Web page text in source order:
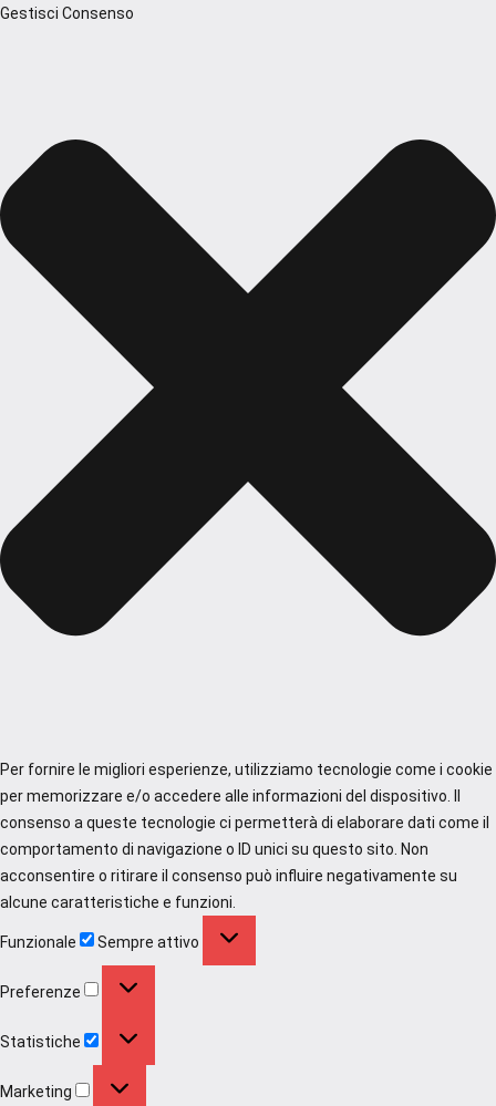
Gestisci Consenso
Per fornire le migliori esperienze, utilizziamo tecnologie come i cookie
per memorizzare e/o accedere alle informazioni del dispositivo. Il
consenso a queste tecnologie ci permetterà di elaborare dati come il
comportamento di navigazione o ID unici su questo sito. Non
acconsentire o ritirare il consenso può influire negativamente su
alcune caratteristiche e funzioni.
Funzionale Sempre attivo
Preferenze
Statistiche
Marketing